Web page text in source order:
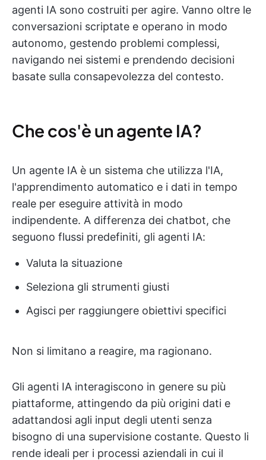
agenti IA sono costruiti per agire. Vanno oltre le
conversazioni scriptate e operano in modo
autonomo, gestendo problemi complessi,
navigando nei sistemi e prendendo decisioni
basate sulla consapevolezza del contesto.
Che cos'è un agente IA?
Un agente IA è un sistema che utilizza l'IA,
l'apprendimento automatico e i dati in tempo
reale per eseguire attività in modo
indipendente. A differenza dei chatbot, che
seguono flussi predefiniti, gli agenti IA:
Valuta la situazione
Seleziona gli strumenti giusti
Agisci per raggiungere obiettivi specifici
Non si limitano a reagire, ma ragionano.
Gli agenti IA interagiscono in genere su più
piattaforme, attingendo da più origini dati e
adattandosi agli input degli utenti senza
bisogno di una supervisione costante. Questo li
rende ideali per i processi aziendali in cui il